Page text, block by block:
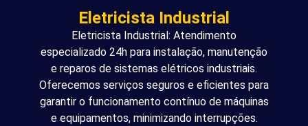
Eletricista Industrial
Eletricista Industrial: Atendimento
especializado 24h para instalação, manutenção
e reparos de sistemas elétricos industriais.
Oferecemos serviços seguros e eficientes para
garantir o funcionamento contínuo de máquinas
e equipamentos, minimizando interrupções.